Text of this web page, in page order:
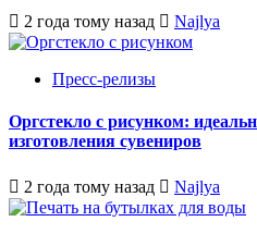
2 года тому назад Najlya
Пресс-релизы
Оргстекло с рисунком:
изготовления сувениров
2 года тому назад Najlya